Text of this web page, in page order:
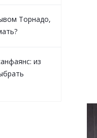
Торнадо,
из